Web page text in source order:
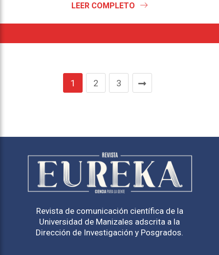
LEER COMPLETO
1 2 3
Revista de comunicación científica de la
Universidad de Manizales adscrita a la
Dirección de Investigación y Posgrados.